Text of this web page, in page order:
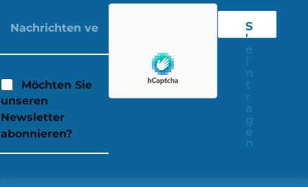
Möchten Sie
unseren
Newsletter
abonnieren?
S
'